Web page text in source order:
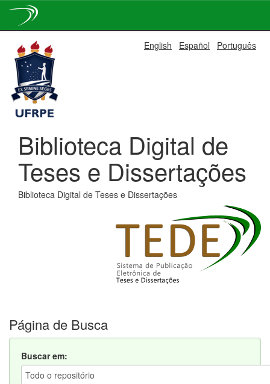
navigation
English Español Português
Biblioteca Digital de
Teses e Dissertações
Biblioteca Digital de Teses e Dissertações
Página de Busca
Buscar em: